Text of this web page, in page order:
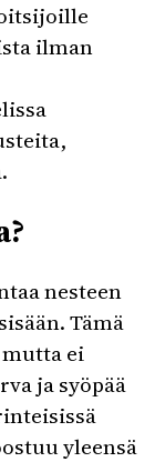
ilman
nesteen
Tämä
ei
ja syöpää
yleensä